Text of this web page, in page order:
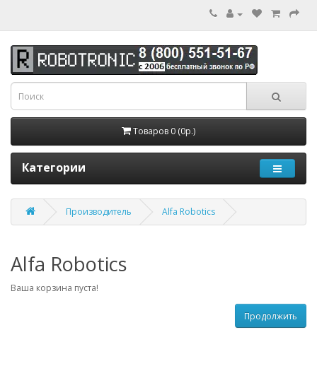
Товаров 0 (0р.)
Категории
Производитель Alfa Robotics
Alfa Robotics
Ваша корзина пуста!
Продолжить